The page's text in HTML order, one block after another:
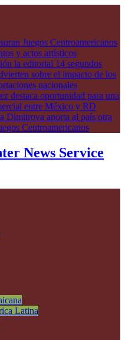
Juegos Centroamericanos
y actos artísticos
la editorial 14 segundos
sobre el impacto de los
nacionales
destaca oportunidad para una
entre México y RD
Dimitrova aporta al país otra
Centroamericanos
News Service
Latina